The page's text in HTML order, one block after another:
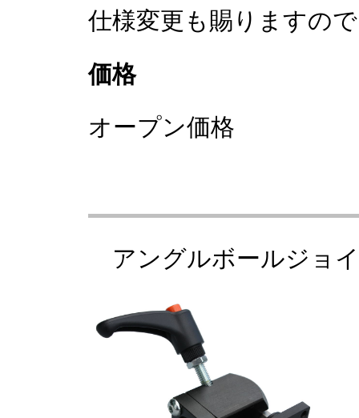
仕様変更も賜りますの
価格
オープン価格
アングルボールジョ